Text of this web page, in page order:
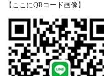
【ここにQRコード画像】